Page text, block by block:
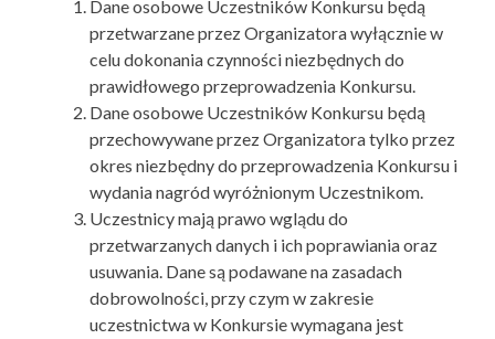
Dane osobowe Uczestników Konkursu będą
przetwarzane przez Organizatora wyłącznie w
celu dokonania czynności niezbędnych do
prawidłowego przeprowadzenia Konkursu.
Dane osobowe Uczestników Konkursu będą
przechowywane przez Organizatora tylko przez
okres niezbędny do przeprowadzenia Konkursu i
wydania nagród wyróżnionym Uczestnikom.
Uczestnicy mają prawo wglądu do
przetwarzanych danych i ich poprawiania oraz
usuwania. Dane są podawane na zasadach
dobrowolności, przy czym w zakresie
uczestnictwa w Konkursie wymagana jest